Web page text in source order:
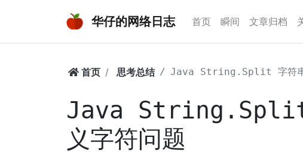
华仔的网络日志 首页 瞬间 文章归档
首页 思考总结 Java String.Split 字符串
Java String.Split
义字符问题